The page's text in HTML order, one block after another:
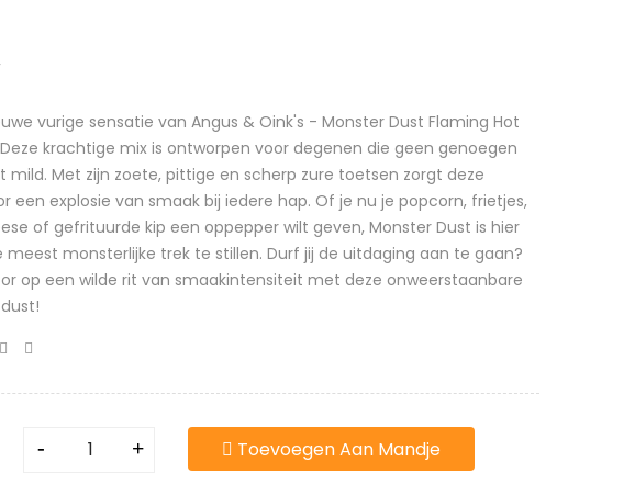
vurige sensatie van Angus & Oink's - Monster Dust Flaming Hot
krachtige mix is ontworpen voor degenen die geen genoegen
mild. Met zijn zoete, pittige en scherp zure toetsen zorgt deze
een explosie van smaak bij iedere hap. Of je nu je popcorn, frietjes,
of gefrituurde kip een oppepper wilt geven, Monster Dust is hier
meest monsterlijke trek te stillen. Durf jij de uitdaging aan te gaan?
op een wilde rit van smaakintensiteit met deze onweerstaanbare
Toevoegen Aan Mandje